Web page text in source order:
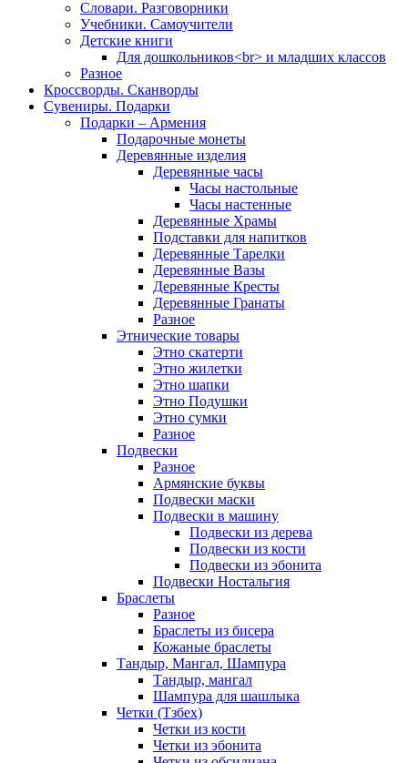
Словари. Разговорники
Учебники. Самоучители
Детские книги
Для дошкольников<br> и младших классов
Разное
Кроссворды. Сканворды
Сувениры. Подарки
Подарки – Армения
Подарочные монеты
Деревянные изделия
Деревянные часы
Часы настольные
Часы настенные
Деревянные Храмы
Подставки для напитков
Деревянные Тарелки
Деревянные Вазы
Деревянные Кресты
Деревянные Гранаты
Разное
Этнические товары
Этно скатерти
Этно жилетки
Этно шапки
Этно Подушки
Этно сумки
Разное
Подвески
Разное
Армянские буквы
Подвески маски
Подвески в машину
Подвески из дерева
Подвески из кости
Подвески из эбонита
Подвески Ностальгия
Браслеты
Разное
Браслеты из бисера
Кожаные браслеты
Тандыр, Мангал, Шампура
Тандыр, мангал
Шампура для шашлыка
Четки (Тзбех)
Четки из кости
Четки из эбонита